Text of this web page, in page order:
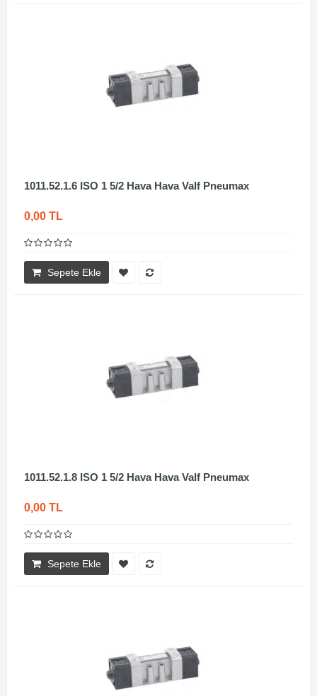
1011.52.1.6 ISO 1 5/2 Hava Hava Valf Pneumax
0,00 TL
Sepete Ekle
1011.52.1.8 ISO 1 5/2 Hava Hava Valf Pneumax
0,00 TL
Sepete Ekle